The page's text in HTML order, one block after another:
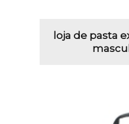
loja de pasta